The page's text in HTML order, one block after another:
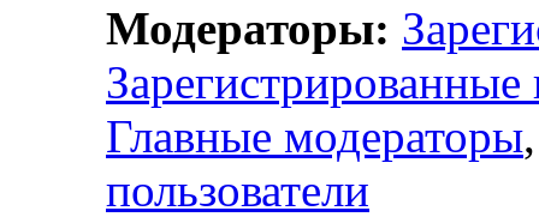
Модераторы:
Зарегистрированные
Главные модераторы
пользователи